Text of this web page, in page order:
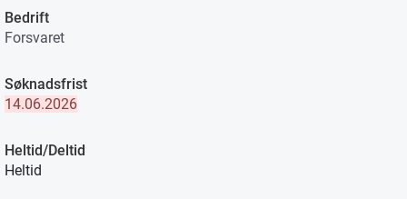
Bedrift
Forsvaret
Søknadsfrist
14.06.2026
Heltid/Deltid
Heltid